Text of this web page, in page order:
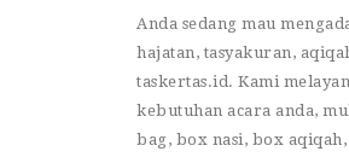
Anda sedang mau
hajatan, tasyakuran,
taskertas.id. Kami
kebutuhan acara anda,
bag, box nasi, box